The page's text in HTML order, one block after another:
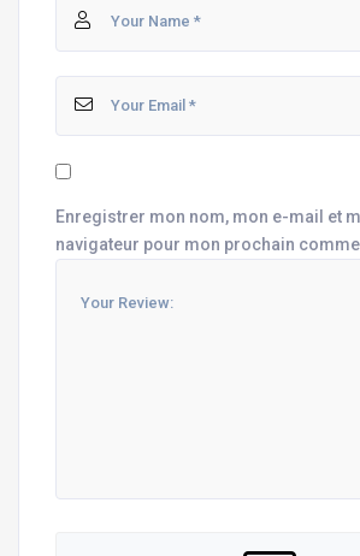
Enregistrer mon nom, mon e-mail et
navigateur pour mon prochain